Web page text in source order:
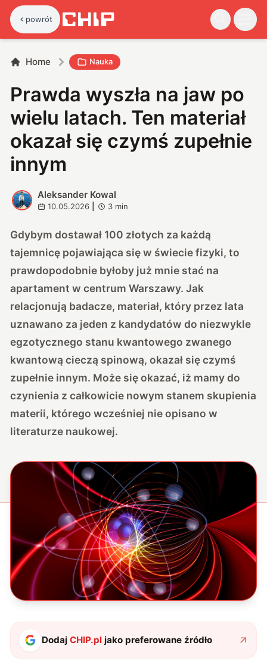
powrót
Home Nauka
Prawda wyszła na jaw po
wielu latach. Ten materiał
okazał się czymś zupełnie
innym
A
Aleksander Kowal
10.05.2026 3 min
Gdybym dostawał 100 złotych za każdą
tajemnicę pojawiająca się w świecie fizyki, to
prawdopodobnie byłoby już mnie stać na
apartament w centrum Warszawy. Jak
relacjonują badacze, materiał, który przez lata
uznawano za jeden z kandydatów do niezwykle
egzotycznego stanu kwantowego zwanego
kwantową cieczą spinową, okazał się czymś
zupełnie innym. Może się okazać, iż mamy do
czynienia z całkowicie nowym stanem skupienia
materii, którego wcześniej nie opisano w
literaturze naukowej.
DodajCHIP.pl jako preferowane źródło